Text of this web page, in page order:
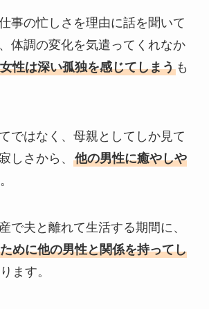
事の忙しさを理由に話を聞いて
体調の変化を気遣ってくれなか
女性は深い孤独を感じてしまうも
ではなく、母親としてしか見て
しさから、
他の男性に癒やしや
。
で夫と離れて生活する期間に、
めに他の男性と関係を持ってし
ます。